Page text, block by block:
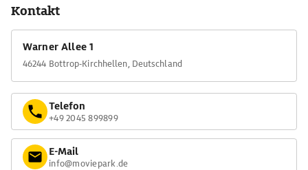
Kontakt
Warner Allee 1
46244 Bottrop-Kirchhellen, Deutschland
Telefon
+49 2045 899899
E-Mail
info@moviepark.de